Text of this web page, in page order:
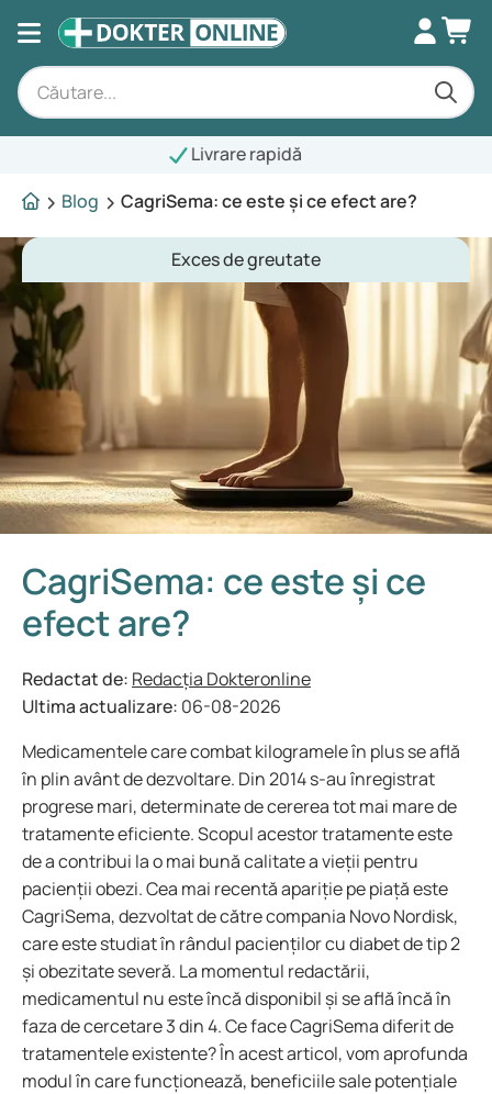
Blog
CagriSema: ce este și ce efect are?
Exces de greutate
CagriSema: ce este și ce
efect are?
Redactat de: Redacția Dokteronline
Ultima actualizare: 06-08-2026
Medicamentele care combat kilogramele în plus se află
în plin avânt de dezvoltare. Din 2014 s-au înregistrat
progrese mari, determinate de cererea tot mai mare de
tratamente eficiente. Scopul acestor tratamente este
de a contribui la o mai bună calitate a vieții pentru
pacienții obezi. Cea mai recentă apariție pe piață este
CagriSema, dezvoltat de către compania Novo Nordisk,
care este studiat în rândul pacienților cu diabet de tip 2
și obezitate severă. La momentul redactării,
medicamentul nu este încă disponibil și se află încă în
faza de cercetare 3 din 4. Ce face CagriSema diferit de
tratamentele existente? În acest articol, vom aprofunda
modul în care funcționează, beneficiile sale potențiale